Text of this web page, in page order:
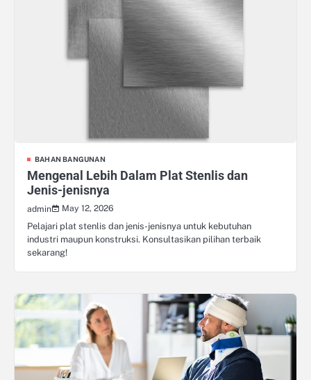
BAHAN BANGUNAN
Mengenal Lebih Dalam Plat Stenlis dan
Jenis-jenisnya
admin
May 12, 2026
Pelajari plat stenlis dan jenis-jenisnya untuk kebutuhan
industri maupun konstruksi. Konsultasikan pilihan terbaik
sekarang!